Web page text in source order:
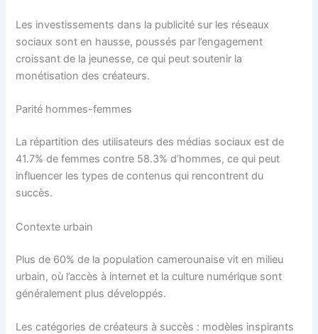
Les investissements dans la publicité sur les réseaux
sociaux sont en hausse, poussés par l’engagement
croissant de la jeunesse, ce qui peut soutenir la
monétisation des créateurs.
Parité hommes-femmes
La répartition des utilisateurs des médias sociaux est de
41.7% de femmes contre 58.3% d’hommes, ce qui peut
influencer les types de contenus qui rencontrent du
succès.
Contexte urbain
Plus de 60% de la population camerounaise vit en milieu
urbain, où l’accès à internet et la culture numérique sont
généralement plus développés.
Les catégories de créateurs à succès : modèles inspirants